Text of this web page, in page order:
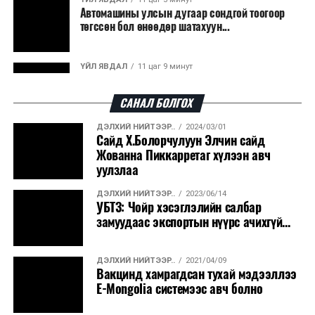
боловсруулах үйлдвэрүүдээр дулаан, цахилгаан
эрчим хүч үйлдвэрлэдэг.
Ийнхүү лаг хатаах, шатаах технологийг лагийн
эзлэхүүнийг бууруулахын зэрэгцээ эрчим хүч
үйлдвэрлэх, нөөцийг дахин ашиглах чиглэлээр олон
улсад өргөн ашиглаж байна.
Автомашины улсын дугаар сондгой тоогоор
төгссөн бол өнөөдөр шатахуун...
ҮЙЛ ЯВДАЛ 11 цаг 9 минут
ДЭЛХИЙ НИЙТЭЭР.. 2026/08/06
“Уралдронзавод” компанийн ерөнхий
захирлын автомашиныг дэлбэлжээ...
ҮЙЛ ЯВДАЛ
Сүхбаатар боомтоор тав хоногт 10 мянга гаруй
тонн АИ-92 автобензин и...
ДЭЛХИЙ НИЙТЭЭР.. 2026/08/06
Вашингтон мужийн ой хээрийн түймрийг
хяналтад авах ажил ахицтай байн...
САНАЛ БОЛГОХ
ДЭЛХИЙ НИЙТЭЭР.. 2024/03/01
Сайд Х.Болорчулуун Элчин сайд
Жованна Пиккарретаг хүлээн авч
уулзлаа
ДЭЛХИЙ НИЙТЭЭР.. 2023/06/14
УБТЗ: Чойр хэсэглэлийн салбар
замуудаас экспортын нүүрс ачихгүй...
ДЭЛХИЙ НИЙТЭЭР.. 2021/04/09
Вакцинд хамрагдсан тухай мэдээллээ
E-Mongolia системээс авч болно